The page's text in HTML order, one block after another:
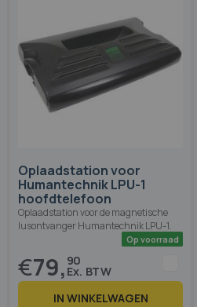
Oplaadstation voor
Humantechnik LPU-1
hoofdtelefoon
Oplaadstation voor de magnetische
lusontvanger Humantechnik LPU-1.
€79, 90
IN WINKELWAGEN